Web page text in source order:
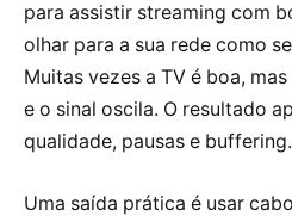
para assistir streaming com
olhar para a sua rede como
Muitas vezes a TV é boa,
e o sinal oscila. O resultado
qualidade, pausas e buffering.
Uma saída prática é usar